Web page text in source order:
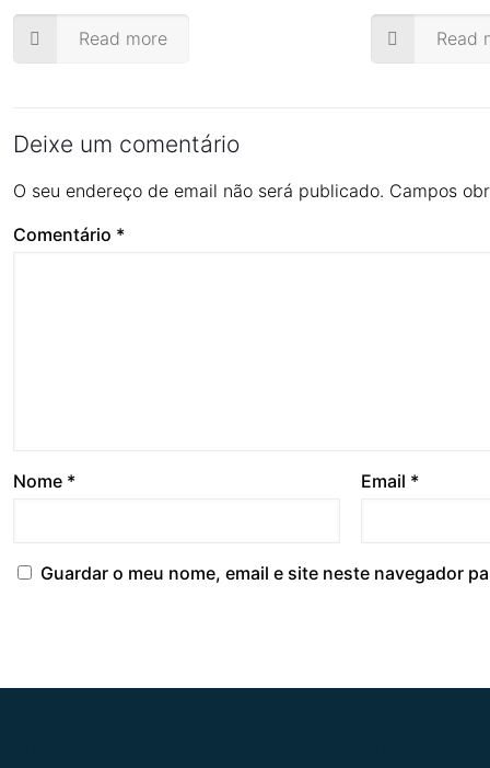
Read more Read
Deixe um comentário
O seu endereço de email não será publicado. Campos
Comentário *
Nome * Email *
Guardar o meu nome, email e site neste navegador